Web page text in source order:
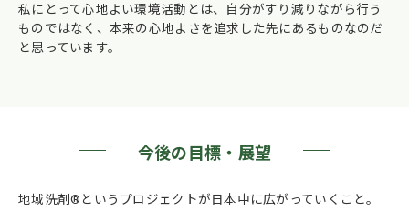
私にとって心地よい環境活動とは、自分がすり減りながら行う
ものではなく、本来の心地よさを追求した先にあるものなのだ
と思っています。
今後の目標・展望
地域洗剤®︎というプロジェクトが日本中に広がっていくこと。